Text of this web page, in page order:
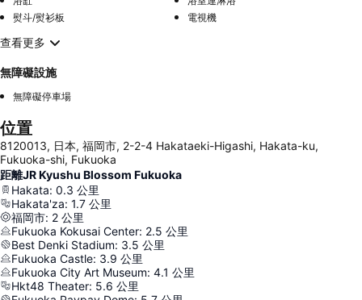
熨斗/熨衫板
電視機
查看更多
無障礙設施
無障礙停車場
位置
8120013, 日本, 福岡市, 2-2-4 Hakataeki-Higashi, Hakata-ku,
Fukuoka-shi, Fukuoka
距離JR Kyushu Blossom Fukuoka
Hakata: 0.3 公里
Hakata'za: 1.7 公里
福岡市: 2 公里
Fukuoka Kokusai Center: 2.5 公里
Best Denki Stadium: 3.5 公里
Fukuoka Castle: 3.9 公里
Fukuoka City Art Museum: 4.1 公里
Hkt48 Theater: 5.6 公里